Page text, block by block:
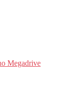
Megadrive